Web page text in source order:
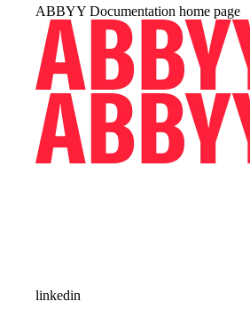
ABBYY Documentation home page
linkedin